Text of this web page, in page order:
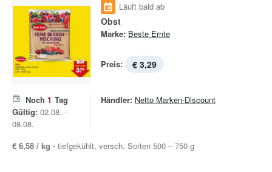
Läuft bald ab
Obst
Marke: Beste Ernte
Preis: € 3,29
Noch 1 Tag
Gültig: 02.08. -
08.08.
Händler: Netto Marken-Discount
€ 6,58 / kg - tiefgekühlt, versch. Sorten 500 – 750 g